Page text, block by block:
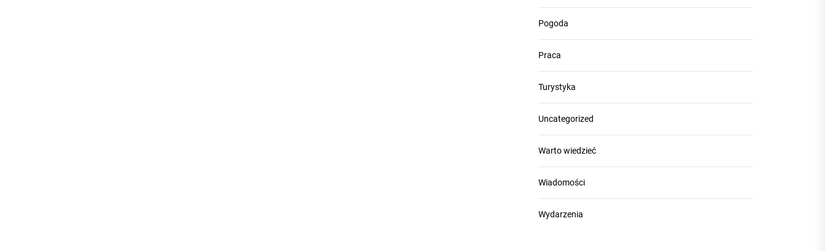
Pogoda
Praca
Turystyka
Uncategorized
Warto wiedzieć
Wiadomości
Wydarzenia